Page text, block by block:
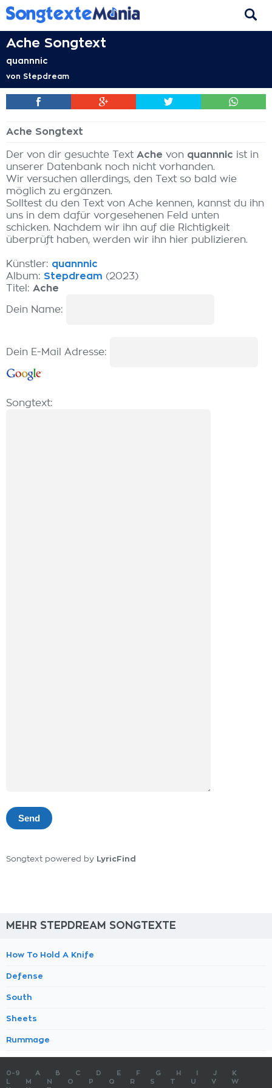
Ache Songtext
quannnic
von Stepdream
Ache Songtext
Der von dir gesuchte Text Ache von quannnic ist in
unserer Datenbank noch nicht vorhanden.
Wir versuchen allerdings, den Text so bald wie
möglich zu ergänzen.
Solltest du den Text von Ache kennen, kannst du ihn
uns in dem dafür vorgesehenen Feld unten
schicken. Nachdem wir ihn auf die Richtigkeit
überprüft haben, werden wir ihn hier publizieren.
Künstler: quannnic
Album: Stepdream (2023)
Titel: Ache
Dein Name:
Dein E-Mail Adresse:
Songtext:
Songtext powered by LyricFind
MEHR STEPDREAM SONGTEXTE
How To Hold A Knife
Defense
South
Sheets
Rummage
0-9 A B C D E F G H J
K
M N O P Q R S T U V
W